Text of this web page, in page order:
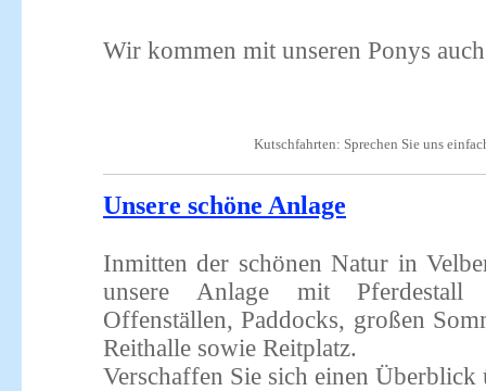
Wir kommen mit unseren Ponys
Kutschfahrten: Sprechen Sie uns
Unsere schöne Anlage
Inmitten der schönen Natur in
unsere Anlage mit Pferdestall
Offenställen, Paddocks, großen
Reithalle sowie Reitplatz.
Verschaffen Sie sich einen Überblick